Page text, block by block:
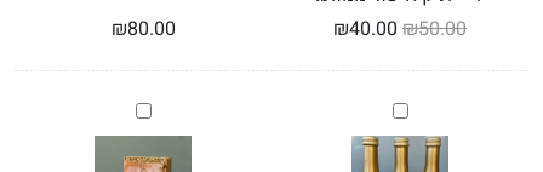
₪50.00
₪40.00
₪80.00
בקבוק
BLUE
NUN
בלוק
עץ
בגודל